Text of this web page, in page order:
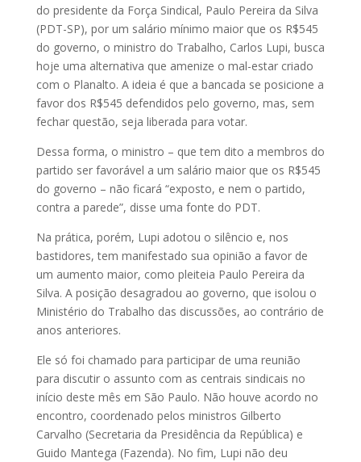
do presidente da Força Sindical, Paulo Pereira da Silva
(PDT-SP), por um salário mínimo maior que os R$545
do governo, o ministro do Trabalho, Carlos Lupi, busca
hoje uma alternativa que amenize o mal-estar criado
com o Planalto. A ideia é que a bancada se posicione a
favor dos R$545 defendidos pelo governo, mas, sem
fechar questão, seja liberada para votar.
Dessa forma, o ministro – que tem dito a membros do
partido ser favorável a um salário maior que os R$545
do governo – não ficará “exposto, e nem o partido,
contra a parede”, disse uma fonte do PDT.
Na prática, porém, Lupi adotou o silêncio e, nos
bastidores, tem manifestado sua opinião a favor de
um aumento maior, como pleiteia Paulo Pereira da
Silva. A posição desagradou ao governo, que isolou o
Ministério do Trabalho das discussões, ao contrário de
anos anteriores.
Ele só foi chamado para participar de uma reunião
para discutir o assunto com as centrais sindicais no
início deste mês em São Paulo. Não houve acordo no
encontro, coordenado pelos ministros Gilberto
Carvalho (Secretaria da Presidência da República) e
Guido Mantega (Fazenda). No fim, Lupi não deu